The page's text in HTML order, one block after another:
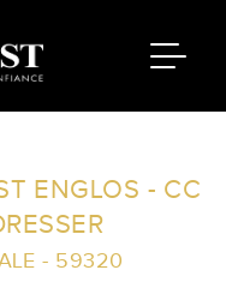
ENGLOS - CC
- 59320